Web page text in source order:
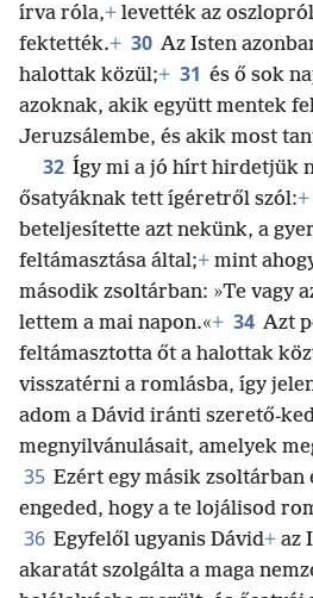
írva róla,+ levették az
fektették.+ 30 Az Isten
halottak közül;+ 31 és ő sok
azoknak, akik együtt mentek
Jeruzsálembe, és akik most
32 Így mi a jó hírt hirdetjük
ősatyáknak tett ígéretről szól:+
beteljesítette azt nekünk, a
feltámasztása által;+ mint
második zsoltárban: »Te vagy
lettem a mai napon.«+ 34 Azt
feltámasztotta őt a halottak
visszatérni a romlásba, így
adom a Dávid iránti szerető-
megnyilvánulásait, amelyek
35 Ezért egy másik zsoltárban
engeded, hogy a te lojálisod
36 Egyfelől ugyanis Dávid+ az
akaratát szolgálta a maga